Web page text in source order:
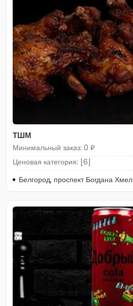
ТШМ
Минимальный заказ: 0 ₽
Ценовая категория: [6]
Белгород, проспект Богдана